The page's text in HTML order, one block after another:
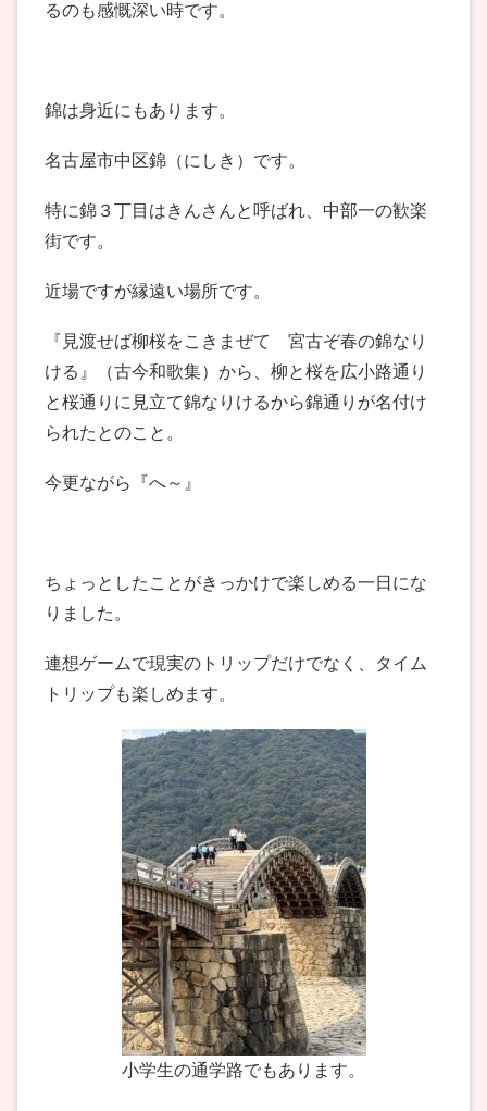
るのも感慨深い時です。
錦は身近にもあります。
名古屋市中区錦（にしき）です。
特に錦３丁目はきんさんと呼ばれ、中部一の歓楽
街です。
近場ですが縁遠い場所です。
『見渡せば柳桜をこきまぜて 宮古ぞ春の錦なり
ける』（古今和歌集）から、柳と桜を広小路通り
と桜通りに見立て錦なりけるから錦通りが名付け
られたとのこと。
今更ながら『へ～』
ちょっとしたことがきっかけで楽しめる一日にな
りました。
連想ゲームで現実のトリップだけでなく、タイム
トリップも楽しめます。
小学生の通学路でもあります。